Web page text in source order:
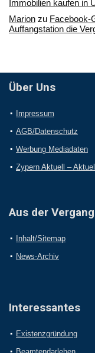
Immobilien kaufen in
Marion zu Facebook-
Auffangstation die
Über Uns
Impressum
AGB/Datenschutz
Werbung Mediadaten
Zypern Aktuell –
Aus der
Inhalt/Sitemap
News-Archiv
Interessantes
Existenzgründung